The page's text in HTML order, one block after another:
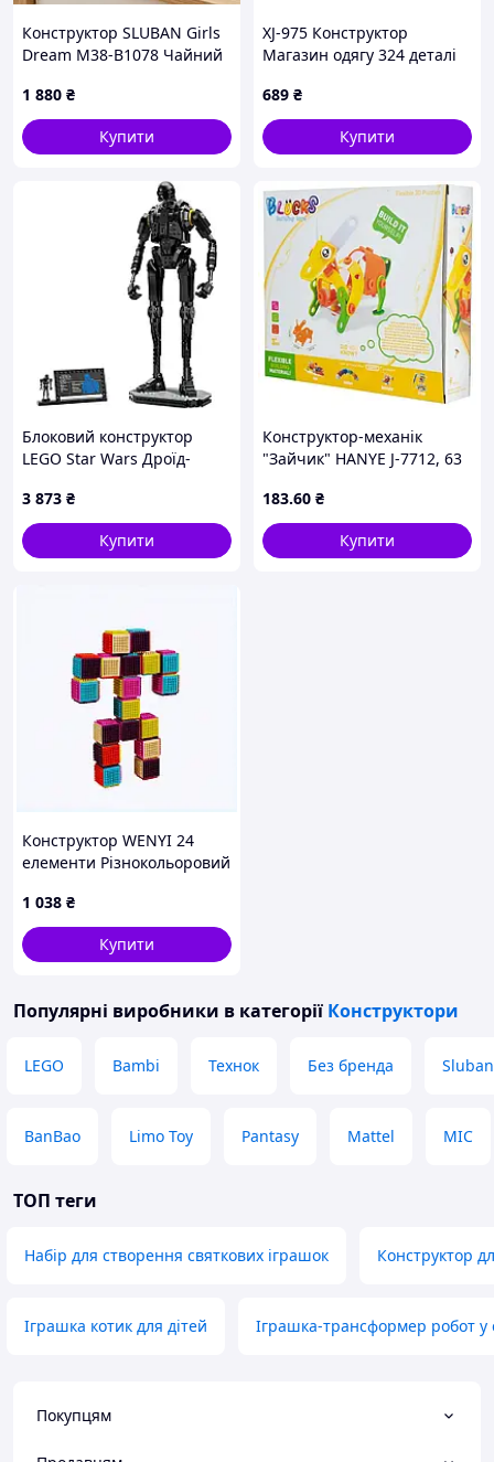
Конструктор SLUBAN Girls
Dream M38-B1078 Чайний
1 880 ₴
Купити
XJ-975 Конструктор
Магазин одягу 324 деталі
689 ₴
Купити
Блоковий конструктор
LEGO Star Wars Дроїд-
3 873 ₴
Купити
Конструктор-механік
"Зайчик" HANYE J-7712, 63
183.60 ₴
Купити
Конструктор WENYI 24
елементи Різнокольоровий
1 038 ₴
Купити
Популярні виробники в категорії Конструктори
LEGO Bambi Технок Без бренда Sluban
BanBao Limo Toy Pantasy Mattel MIC
ТОП теги
Набір для створення святкових іграшок Конструктор
Іграшка котик для дітей Іграшка-трансформер робот у
Покупцям